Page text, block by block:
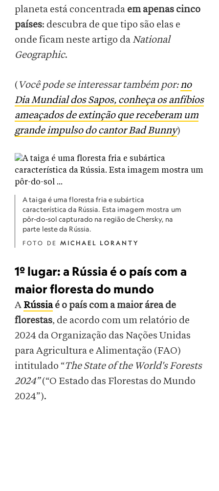
planeta está concentrada em apenas cinco
países: descubra de que tipo são elas e
onde ficam neste artigo daNational
Geographic.
( Você pode se interessar também por:no
Dia Mundial dos Sapos, conheça os anfíbios
ameaçados de extinção que receberam um
grande impulso do cantor Bad Bunny)
A taiga é uma floresta fria e subártica
característica da Rússia. Esta imagem mostra um
pôr-do-sol capturado na região de Chersky, na
parte leste da Rússia.
FOTO DE MICHAEL LORANTY
1º lugar: a Rússia é o país com a
maior floresta do mundo
A Rússiaé o país com a maior área de
florestas, de acordo com um relatório de
2024 da Organização das Nações Unidas
para Agricultura e Alimentação (FAO)
intitulado “The State of the World's Forests
2024”(“O Estado das Florestas do Mundo
2024”).